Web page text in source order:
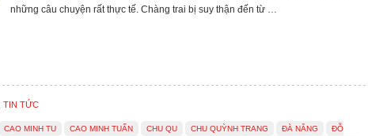
những câu chuyện rất thực tế. Chàng trai bị suy thận đến từ …
TIN TỨC
CAO MINH TU CAO MINH TUẤN CHU QU CHU QUỲNH TRANG ĐÀ NẴNG
ĐỖ